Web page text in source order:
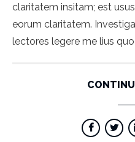
claritatem insitam; est
eorum claritatem.
lectores legere me lius